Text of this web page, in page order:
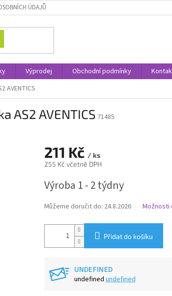
ÚDAJŮ
Výprodej Obchodní podmínky
AVENTICS
AS2 AVENTICS 71485
211 Kč / ks
255 Kč včetně DPH
cena:
Výroba 1 - 2 týdny
Můžeme doručit do: 24.8.2026 Možnosti
Přidat do košíku
UNDEFINED
undefinedundefined